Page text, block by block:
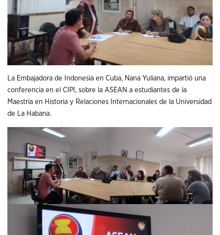
La Embajadora de Indonesia en Cuba, Nana Yuliana, impartió una
conferencia en el CIPI, sobre la ASEAN a estudiantes de la
Maestría en Historia y Relaciones Internacionales de la Universidad
de La Habana.